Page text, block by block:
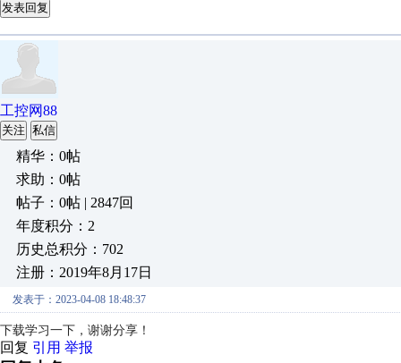
发表回复
工控网88
关注 私信
精华：0帖
求助：0帖
帖子：0帖 | 2847回
年度积分：2
历史总积分：702
注册：2019年8月17日
发表于：2023-04-08 18:48:37
下载学习一下，谢谢分享！
回复 引用 举报